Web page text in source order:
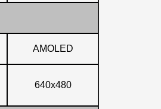
AMOLED
640x480